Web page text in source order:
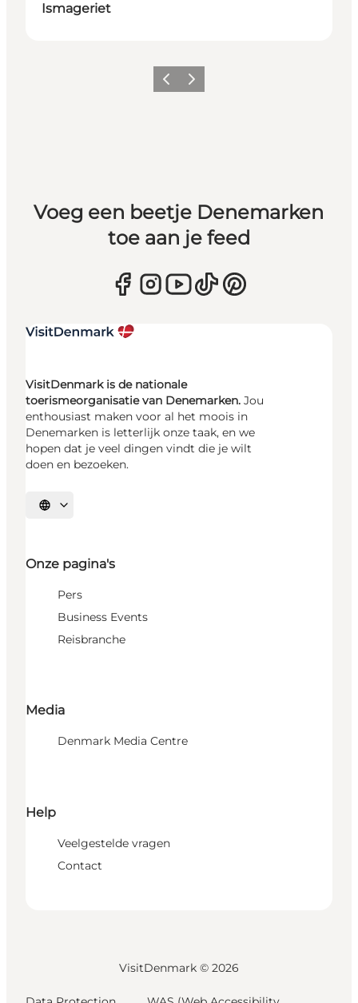
Ismageriet
Vorige Volgende
Voeg een beetje Denemarken
toe aan je feed
VisitDenmark is de nationale
toerismeorganisatie van Denemarken. Jou
enthousiast maken voor al het moois in
Denemarken is letterlijk onze taak, en we
hopen dat je veel dingen vindt die je wilt
doen en bezoeken.
Selecteer taal
Onze pagina's
Pers
Business Events
Reisbranche
Media
Denmark Media Centre
Help
Veelgestelde vragen
Contact
VisitDenmark © 2026